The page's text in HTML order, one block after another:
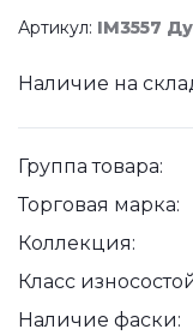
Артикул: IM3557
Наличие на
Группа товара:
Торговая марка:
Коллекция:
Класс
Наличие фаски: